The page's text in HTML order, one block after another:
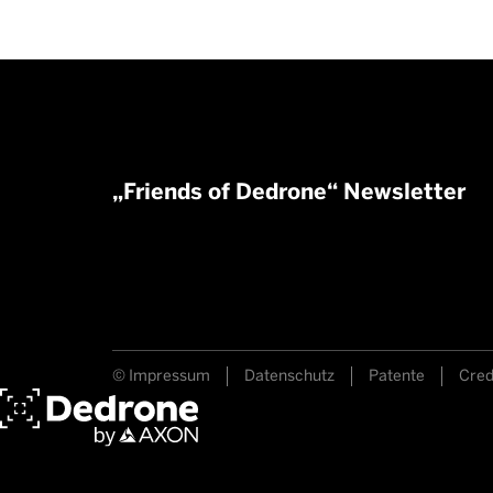
„Friends of Dedrone“ Newsletter
© Impressum Datenschutz Patente